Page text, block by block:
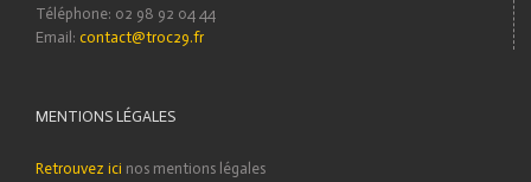
Téléphone: 02 98 92 04 44
Email: contact@troc29.fr
MENTIONS LÉGALES
Retrouvez ici nos mentions légales